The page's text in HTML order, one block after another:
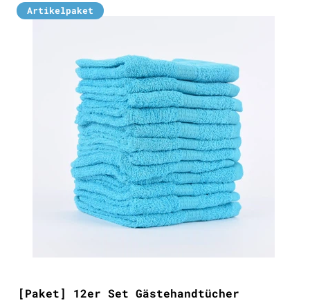
Artikelpaket
[Paket] 12er Set Gästehandtücher